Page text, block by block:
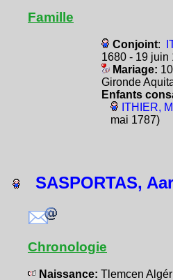
Famille
Conjoint:
1680 - 19 juin
Mariage:
Gironde
Enfants
ITHIER,
mai 1787)
SASPORTAS,
Chronologie
Naissance: Tlemcen